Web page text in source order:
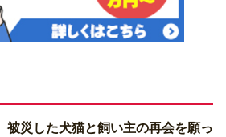
被災した犬猫と飼い主の再会を願っ